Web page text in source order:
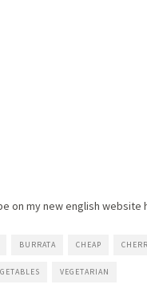
on my new english website
BURRATA CHEAP
VEGETARIAN